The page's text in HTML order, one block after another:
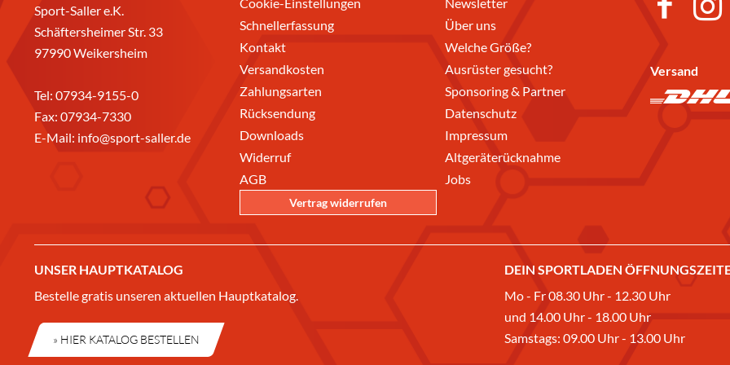
Sport-Saller e.K.
Schäftersheimer Str. 33
97990 Weikersheim
Tel: 07934-9155-0
Fax: 07934-7330
E-Mail: info@sport-saller.de
Schnellerfassung
Kontakt
Versandkosten
Zahlungsarten
Rücksendung
Downloads
Widerruf
AGB
Vertrag widerrufen
Über uns
Welche Größe?
Ausrüster gesucht?
Sponsoring & Partner
Datenschutz
Impressum
Altgeräterücknahme
Jobs
Versand
UNSER HAUPTKATALOG
Bestelle gratis unseren aktuellen Hauptkatalog.
» HIER KATALOG BESTELLEN
DEIN SPORTLADEN
Mo - Fr 08.30 Uhr - 12.30 Uhr
und 14.00 Uhr - 18.00 Uhr
Samstags: 09.00 Uhr - 13.00 Uhr